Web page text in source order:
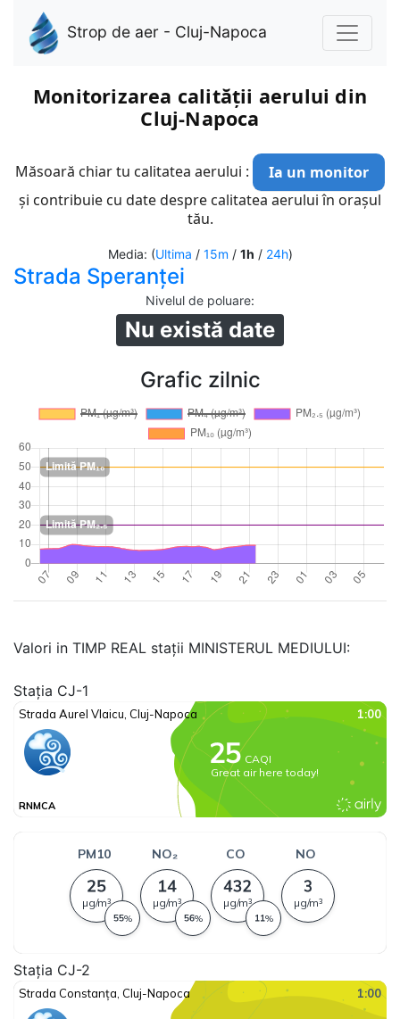
Strop de aer - Cluj-Napoca
Monitorizarea calității aerului din
Cluj-Napoca
Măsoară chiar tu calitatea aerului :
Ia un monitor
și contribuie cu date despre calitatea aerului în orașul
tău.
Media: (Ultima / 15m / 1h / 24h)
Strada Speranței
Nivelul de poluare:
Nu există date
Grafic zilnic
Valori in TIMP REAL stații MINISTERUL MEDIULUI:
Stația CJ-1
Stația CJ-2